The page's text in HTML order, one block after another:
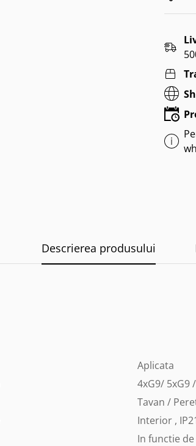
Descrierea produsului
Aplicata
4xG9/ 5xG9
Tavan /
Interior ,
In functie